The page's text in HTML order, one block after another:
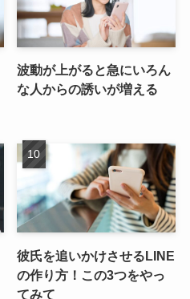
波動が上がると急にいろん
な人からの誘いが増える
彼氏を追いかけさせるLINE
の作り方！この3つをやっ
てみて